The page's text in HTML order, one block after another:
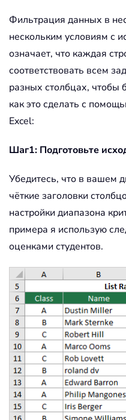
Фильтрация данных в
нескольким условиям с
означает, что каждая
соответствовать всем
разных столбцах, чтобы
как это сделать с
Excel:
Шаг1: Подготовьте
Убедитесь, что в вашем
чёткие заголовки
настройки диапазона
примера я использую
оценками студентов.